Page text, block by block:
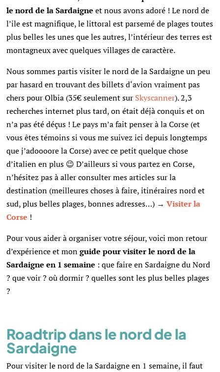
le nord de la Sardaigne et nous avons adoré ! Le nord de
l’ile est magnifique, le littoral est parsemé de plages toutes
plus belles les unes que les autres, l’intérieur des terres est
montagneux avec quelques villages de caractère.
Nous sommes partis visiter le nord de la Sardaigne un peu
par hasard en trouvant des billets d‘avion vraiment pas
chers pour Olbia (35€ seulement sur Skyscanner). 2,3
recherches internet plus tard, on était déjà conquis et on
n’a pas été déçus ! Le pays m’a fait penser à la Corse (et
vous êtes témoins si vous me suivez ici depuis longtemps
que j’adoooore la Corse) avec ce petit quelque chose
d’italien en plus 😉 D’ailleurs si vous partez en Corse,
n’hésitez pas à aller consulter mes articles sur la
destination (meilleures choses à faire, itinéraires nord et
sud, plus belles plages, bonnes adresses…) →Visiter la
Corse !
Pour vous aider à organiser votre séjour, voici mon retour
d’expérience et monguide pour visiter le nord de la
Sardaigne en 1 semaine : que faire en Sardaigne du Nord
? que voir ? où dormir ? quelles sont les plus belles plages
?
Roadtrip dans le nord de la
Sardaigne
Pour visiter le nord de la Sardaigne en 1 semaine, il faut